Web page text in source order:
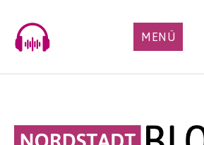
content
MENÜ